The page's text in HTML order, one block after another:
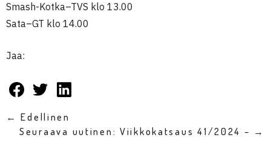
Smash-Kotka–TVS klo 13.00
Sata–GT klo 14.00
Jaa:
← Edellinen
Seuraava uutinen: Viikkokatsaus 41/2024 – →